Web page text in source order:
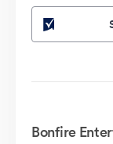
Bonfire